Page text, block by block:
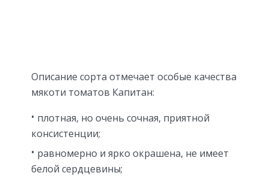
Описание сорта отмечает особые качества
мякоти томатов Капитан:
плотная, но очень сочная, приятной
консистенции;
равномерно и ярко окрашена, не имеет
белой сердцевины;